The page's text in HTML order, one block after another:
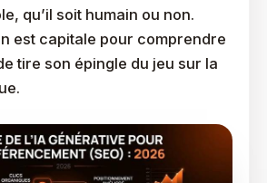
qu’il soit humain ou non.
est capitale pour comprendre
tire son épingle du jeu sur la